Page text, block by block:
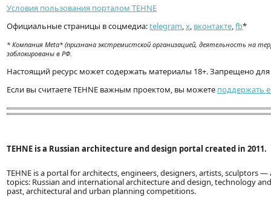
Условия пользования порталом TEHNE
Официальные страницы в соцмедиа:telegram,x, вконтакте,fb*
* Компания Meta* (признана экстремистской организацией, деятельность на
заблокированы в РФ.
Настоящий ресурс может содержать материалы 18+. Запрещено для
Если вы считаете TEHNE важным проектом, вы можете поддержать
TEHNE is a Russian architecture and design portal created in 2011.
TEHNE is a portal for architects, engineers, designers, artists,
topics: Russian and international architecture and design, technology
past, architectural and urban planning competitions.